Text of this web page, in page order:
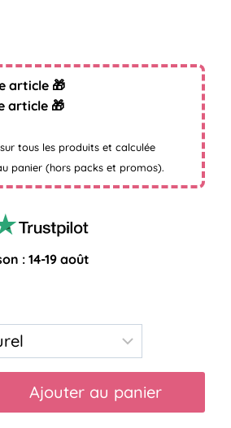
article 🎁
article 🎁
tous les produits et calculée
panier (hors packs et promos).
: 14-19 août
Ajouter au panier